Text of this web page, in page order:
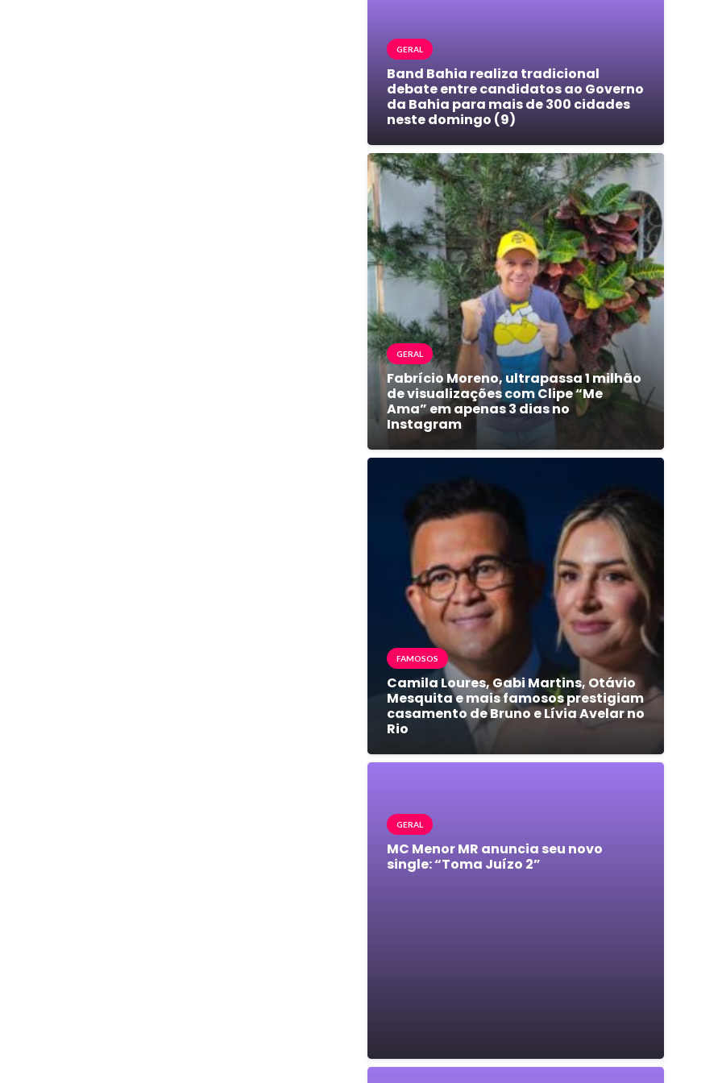
GERAL
Band Bahia realiza tradicional
debate entre candidatos ao Governo
da Bahia para mais de 300 cidades
neste domingo (9)
GERAL
Fabrício Moreno, ultrapassa 1 milhão
de visualizações com Clipe “Me
Ama” em apenas 3 dias no
Instagram
FAMOSOS
Camila Loures, Gabi Martins, Otávio
Mesquita e mais famosos prestigiam
casamento de Bruno e Lívia Avelar no
Rio
GERAL
MC Menor MR anuncia seu novo
single: “Toma Juízo 2”